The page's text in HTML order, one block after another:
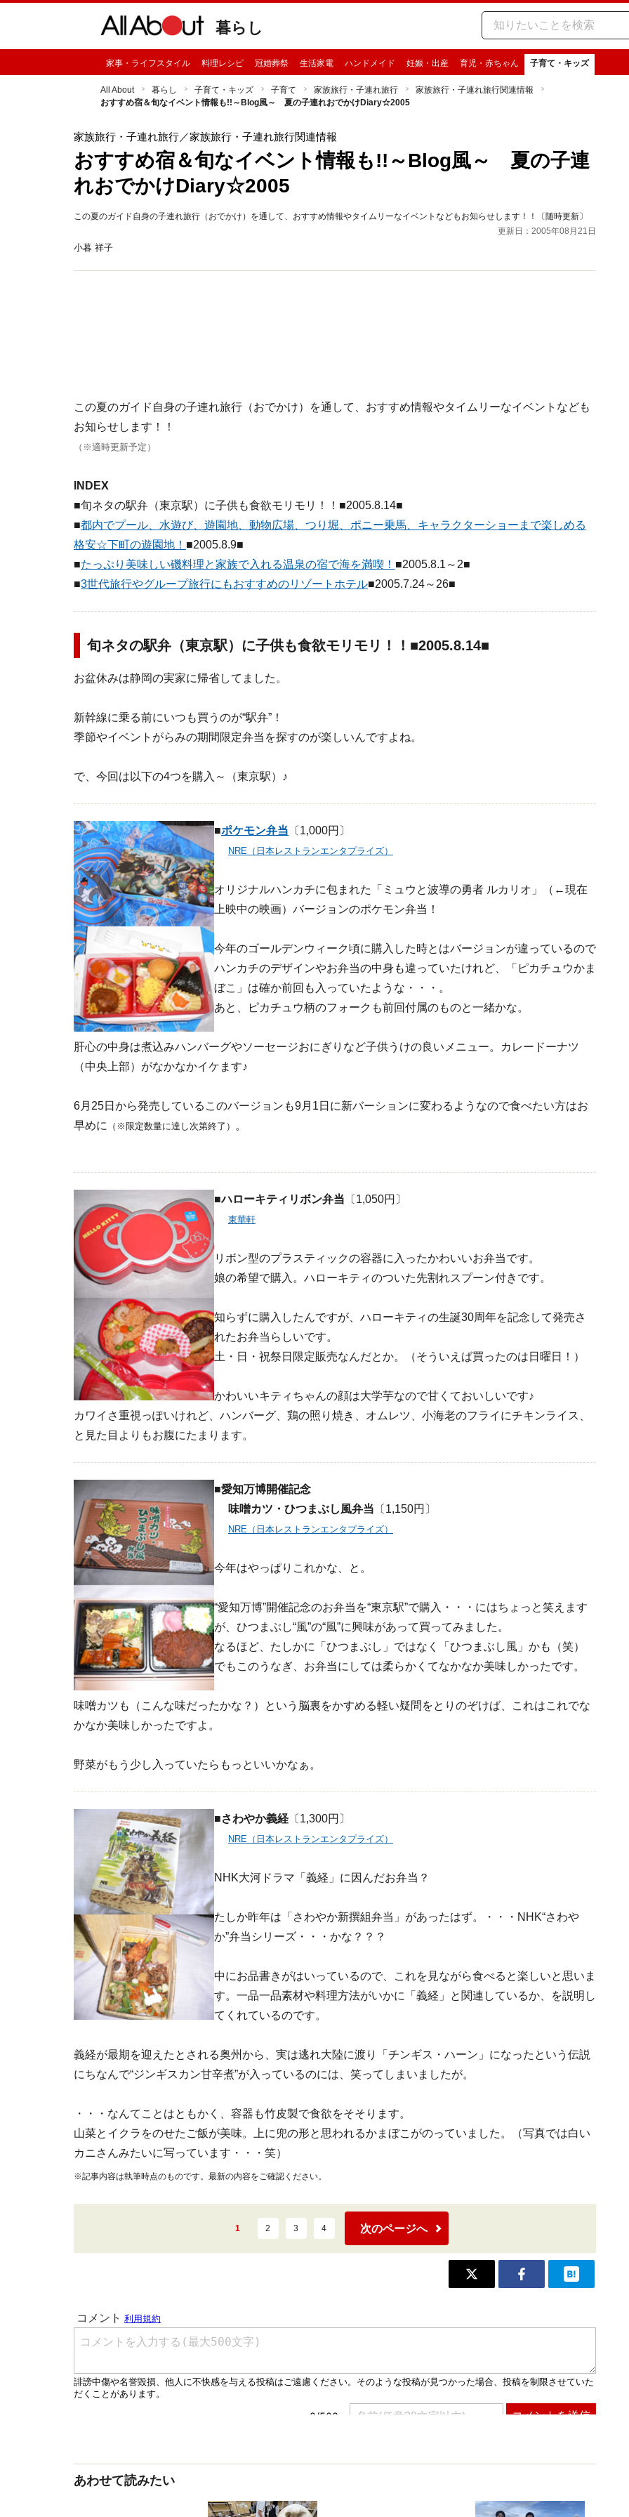
暮らし
家事・ライフスタイル 料理レシピ 冠婚葬祭 生活家電 ハンドメイド 妊娠・出産 育児・赤ちゃん 子育て・キッズ
All About 暮らし 子育て・キッズ 子育て 家族旅行・子連れ旅行
家族旅行・子連れ旅行関連情報
おすすめ宿＆旬なイベント情報も!!～Blog風～ 夏の子連れおでかけDiary☆2005
家族旅行・子連れ旅行／家族旅行・子連れ旅行関連情報
おすすめ宿＆旬なイベント情報も!!～Blog風～ 夏の子連
れおでかけDiary☆2005
この夏のガイド自身の子連れ旅行（おでかけ）を通して、おすすめ情報やタイムリーなイベントなどもお知らせします！！〔随時更新〕
更新日：2005年08月21日
小暮 祥子
この夏のガイド自身の子連れ旅行（おでかけ）を通して、おすすめ情報やタイムリーなイベントなども
お知らせします！！
（※適時更新予定）
INDEX
■旬ネタの駅弁（東京駅）に子供も食欲モリモリ！！■2005.8.14■
■都内でプール、水遊び、遊園地、動物広場、つり堀、ポニー乗馬、キャラクターショーまで楽しめる
格安☆下町の遊園地！ ■2005.8.9■
■たっぷり美味しい磯料理と家族で入れる温泉の宿で海を満喫！ ■2005.8.1～2■
■3世代旅行やグループ旅行にもおすすめのリゾートホテル■2005.7.24～26■
旬ネタの駅弁（東京駅）に子供も食欲モリモリ！！■2005.8.14■
お盆休みは静岡の実家に帰省してました。
新幹線に乗る前にいつも買うのが“駅弁”！
季節やイベントがらみの期間限定弁当を探すのが楽しいんですよね。
で、今回は以下の4つを購入～（東京駅）♪
■ポケモン弁当 〔1,000円〕
NRE（日本レストランエンタプライズ）
オリジナルハンカチに包まれた「ミュウと波導の勇者 ルカリオ」（←現在
上映中の映画）バージョンのポケモン弁当！
今年のゴールデンウィーク頃に購入した時とはバージョンが違っているので
ハンカチのデザインやお弁当の中身も違っていたけれど、「ピカチュウかま
ぼこ」は確か前回も入っていたような・・・。
あと、ピカチュウ柄のフォークも前回付属のものと一緒かな。
肝心の中身は煮込みハンバーグやソーセージおにぎりなど子供うけの良いメニュー。カレードーナツ
（中央上部）がなかなかイケます♪
6月25日から発売しているこのバージョンも9月1日に新バーションに変わるようなので食べたい方はお
早めに
（※限定数量に達し次第終了） 。
■ハローキティリボン弁当 〔1,050円〕
東華軒
リボン型のプラスティックの容器に入ったかわいいお弁当です。
娘の希望で購入。ハローキティのついた先割れスプーン付きです。
知らずに購入したんですが、ハローキティの生誕30周年を記念して発売さ
れたお弁当らしいです。
土・日・祝祭日限定販売なんだとか。（そういえば買ったのは日曜日！）
かわいいキティちゃんの顔は大学芋なので甘くておいしいです♪
カワイさ重視っぽいけれど、ハンバーグ、鶏の照り焼き、オムレツ、小海老のフライにチキンライス、
と見た目よりもお腹にたまります。
■愛知万博開催記念
味噌カツ・ひつまぶし風弁当 〔1,150円〕
NRE（日本レストランエンタプライズ）
今年はやっぱりこれかな、と。
“愛知万博”開催記念のお弁当を“東京駅”で購入・・・にはちょっと笑えます
が、ひつまぶし“風”の“風”に興味があって買ってみました。
なるほど、たしかに「ひつまぶし」ではなく「ひつまぶし風」かも（笑）
でもこのうなぎ、お弁当にしては柔らかくてなかなか美味しかったです。
味噌カツも（こんな味だったかな？）という脳裏をかすめる軽い疑問をとりのぞけば、これはこれでな
かなか美味しかったですよ。
野菜がもう少し入っていたらもっといいかなぁ。
■さわやか義経 〔1,300円〕
NRE（日本レストランエンタプライズ）
NHK大河ドラマ「義経」に因んだお弁当？
たしか昨年は「さわやか新撰組弁当」があったはず。・・・NHK“さわや
か”弁当シリーズ・・・かな？？？
中にお品書きがはいっているので、これを見ながら食べると楽しいと思いま
す。一品一品素材や料理方法がいかに「義経」と関連しているか、を説明し
てくれているのです。
義経が最期を迎えたとされる奥州から、実は逃れ大陸に渡り「チンギス・ハーン」になったという伝説
にちなんで“ジンギスカン甘辛煮”が入っているのには、笑ってしまいましたが。
・・・なんてことはともかく、容器も竹皮製で食欲をそそります。
山菜とイクラをのせたご飯が美味。上に兜の形と思われるかまぼこがのっていました。（写真では白い
カニさんみたいに写っています・・・笑）
※記事内容は執筆時点のものです。最新の内容をご確認ください。
1 2 3 4 次のページへ
あわせて読みたい